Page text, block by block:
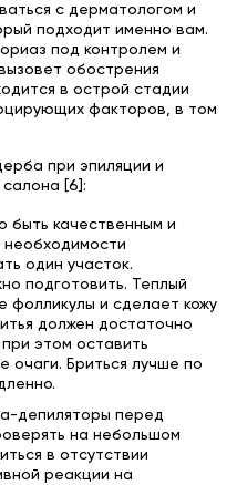
с дерматологом и
подходит именно вам.
под контролем и
обострения
в острой стадии
факторов, в том
при эпиляции и
салона [6]:
быть качественным и
один участок.
подготовить. Теплый
фолликулы и сделает кожу
должен достаточно
этом оставить
очаги. Бриться лучше по
депиляторы перед
на небольшом
в отсутствии
реакции на